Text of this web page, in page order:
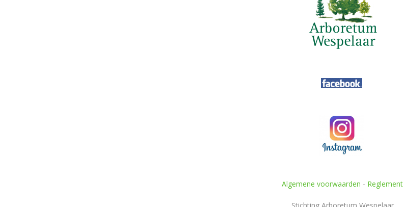
Algemene voorwaarden - Reglement